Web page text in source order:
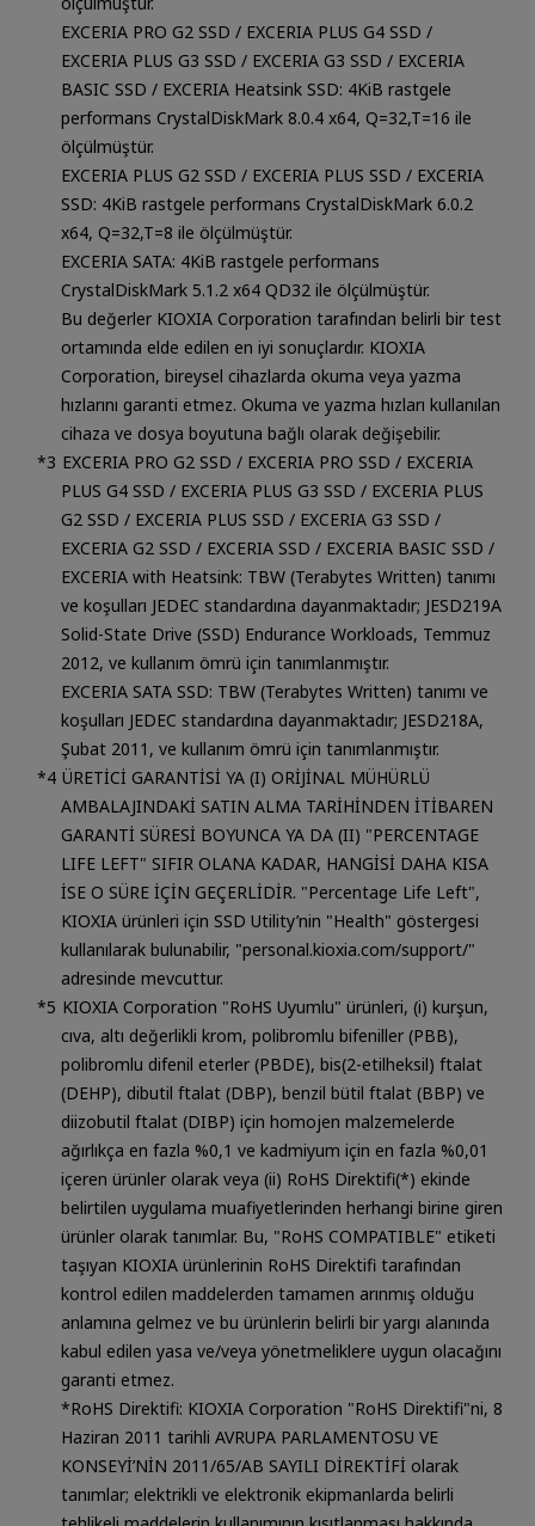
EXCERIA PRO G2 SSD / EXCERIA PLUS G4 SSD /
EXCERIA PLUS G3 SSD / EXCERIA G3 SSD / EXCERIA
BASIC SSD / EXCERIA Heatsink SSD: 4KiB rastgele
performans CrystalDiskMark 8.0.4 x64, Q=32,T=16 ile
ölçülmüştür.
EXCERIA PLUS G2 SSD / EXCERIA PLUS SSD / EXCERIA
SSD: 4KiB rastgele performans CrystalDiskMark 6.0.2
x64, Q=32,T=8 ile ölçülmüştür.
EXCERIA SATA: 4KiB rastgele performans
CrystalDiskMark 5.1.2 x64 QD32 ile ölçülmüştür.
Bu değerler KIOXIA Corporation tarafından belirli bir test
ortamında elde edilen en iyi sonuçlardır. KIOXIA
Corporation, bireysel cihazlarda okuma veya yazma
hızlarını garanti etmez. Okuma ve yazma hızları kullanılan
cihaza ve dosya boyutuna bağlı olarak değişebilir.
EXCERIA PRO G2 SSD / EXCERIA PRO SSD / EXCERIA
PLUS G4 SSD / EXCERIA PLUS G3 SSD / EXCERIA PLUS
G2 SSD / EXCERIA PLUS SSD / EXCERIA G3 SSD /
EXCERIA G2 SSD / EXCERIA SSD / EXCERIA BASIC SSD /
EXCERIA with Heatsink: TBW (Terabytes Written) tanımı
ve koşulları JEDEC standardına dayanmaktadır; JESD219A
Solid-State Drive (SSD) Endurance Workloads, Temmuz
2012, ve kullanım ömrü için tanımlanmıştır.
EXCERIA SATA SSD: TBW (Terabytes Written) tanımı ve
koşulları JEDEC standardına dayanmaktadır; JESD218A,
Şubat 2011, ve kullanım ömrü için tanımlanmıştır.
ÜRETİCİ GARANTİSİ YA (I) ORİJİNAL MÜHÜRLÜ
AMBALAJINDAKİ SATIN ALMA TARİHİNDEN İTİBAREN
GARANTİ SÜRESİ BOYUNCA YA DA (II) "PERCENTAGE
LIFE LEFT" SIFIR OLANA KADAR, HANGİSİ DAHA KISA
İSE O SÜRE İÇİN GEÇERLİDİR. "Percentage Life Left",
KIOXIA ürünleri için SSD Utility’nin "Health" göstergesi
kullanılarak bulunabilir, "personal.kioxia.com/support/"
adresinde mevcuttur.
KIOXIA Corporation "RoHS Uyumlu" ürünleri, (i) kurşun,
cıva, altı değerlikli krom, polibromlu bifeniller (PBB),
polibromlu difenil eterler (PBDE), bis(2-etilheksil) ftalat
(DEHP), dibutil ftalat (DBP), benzil bütil ftalat (BBP) ve
diizobutil ftalat (DIBP) için homojen malzemelerde
ağırlıkça en fazla %0,1 ve kadmiyum için en fazla %0,01
içeren ürünler olarak veya (ii) RoHS Direktifi(*) ekinde
belirtilen uygulama muafiyetlerinden herhangi birine giren
ürünler olarak tanımlar. Bu, "RoHS COMPATIBLE" etiketi
taşıyan KIOXIA ürünlerinin RoHS Direktifi tarafından
kontrol edilen maddelerden tamamen arınmış olduğu
anlamına gelmez ve bu ürünlerin belirli bir yargı alanında
kabul edilen yasa ve/veya yönetmeliklere uygun olacağını
garanti etmez.
*RoHS Direktifi: KIOXIA Corporation "RoHS Direktifi"ni, 8
Haziran 2011 tarihli AVRUPA PARLAMENTOSU VE
KONSEYİ’NİN 2011/65/AB SAYILI DİREKTİFİ olarak
tanımlar; elektrikli ve elektronik ekipmanlarda belirli